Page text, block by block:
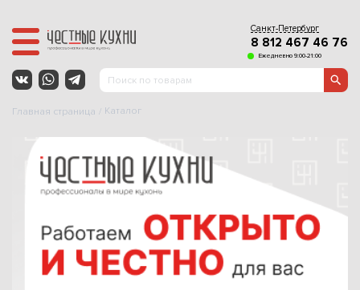
Санкт-Петербург
8 812 467 46 76
Ежедневно 9:00-21:00
Главная страница Каталог